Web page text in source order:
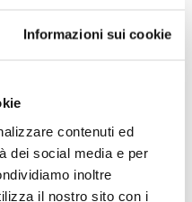
Informazioni sui cookie
contenuti ed
dei social media e per
inoltre
il nostro sito con i
TOP TEN